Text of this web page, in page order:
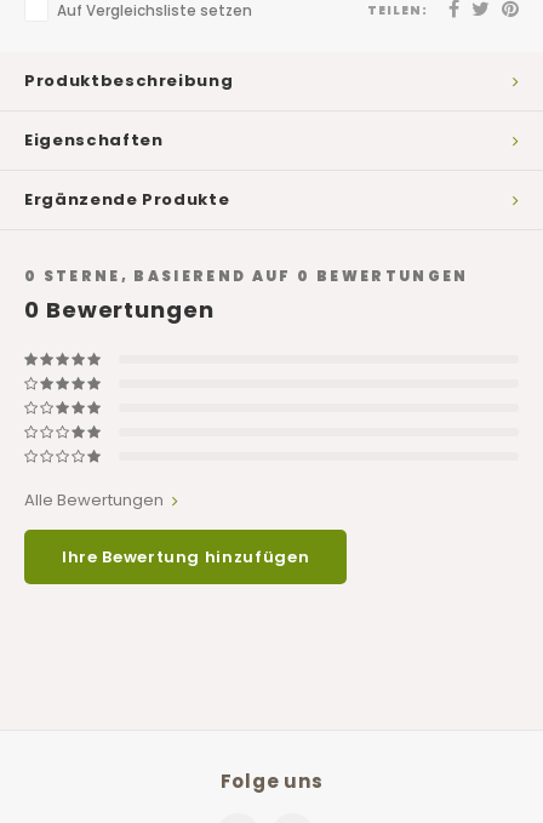
Auf Vergleichsliste setzen TEILEN:
Produktbeschreibung
Eigenschaften
Ergänzende Produkte
0 STERNE, BASIEREND AUF 0 BEWERTUNGEN
0 Bewertungen
Alle Bewertungen
Ihre Bewertung hinzufügen
Folge uns